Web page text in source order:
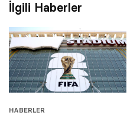
İlgili Haberler
HABERLER